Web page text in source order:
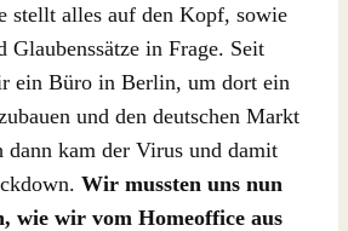
stellt alles auf den Kopf, sowie
Glaubenssätze in Frage. Seit
ein Büro in Berlin, um dort ein
und den deutschen Markt
dann kam der Virus und damit
Wir mussten uns nun
wie wir vom Homeoffice aus